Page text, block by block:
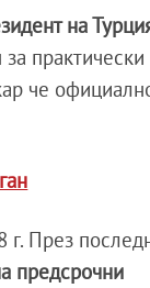
на
практически
че
г. През
предсрочни